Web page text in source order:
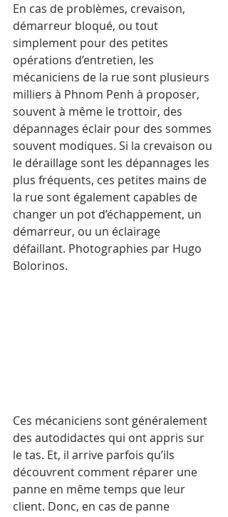
En cas de problèmes, crevaison,
démarreur bloqué, ou tout
simplement pour des petites
opérations d’entretien, les
mécaniciens de la rue sont plusieurs
milliers à Phnom Penh à proposer,
souvent à même le trottoir, des
dépannages éclair pour des sommes
souvent modiques. Si la crevaison ou
le déraillage sont les dépannages les
plus fréquents, ces petites mains de
la rue sont également capables de
changer un pot d’échappement, un
démarreur, ou un éclairage
défaillant. Photographies par Hugo
Bolorinos.
Ces mécaniciens sont généralement
des autodidactes qui ont appris sur
le tas. Et, il arrive parfois qu’ils
découvrent comment réparer une
panne en même temps que leur
client. Donc, en cas de panne